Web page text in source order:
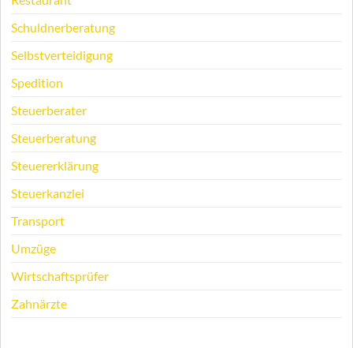
Schuldnerberatung
Selbstverteidigung
Spedition
Steuerberater
Steuerberatung
Steuererklärung
Steuerkanzlei
Transport
Umzüge
Wirtschaftsprüfer
Zahnärzte